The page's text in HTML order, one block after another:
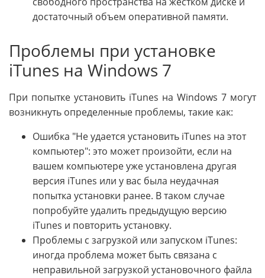
достаточный объем оперативной памяти.
Проблемы при установке
iTunes на Windows 7
При попытке установить iTunes на Windows 7 могут
возникнуть определенные проблемы, такие как:
Ошибка "Не удается установить iTunes на этот
компьютер": это может произойти, если на
вашем компьютере уже установлена другая
версия iTunes или у вас была неудачная
попытка установки ранее. В таком случае
попробуйте удалить предыдущую версию
iTunes и повторить установку.
Проблемы с загрузкой или запуском iTunes:
иногда проблема может быть связана с
неправильной загрузкой установочного файла